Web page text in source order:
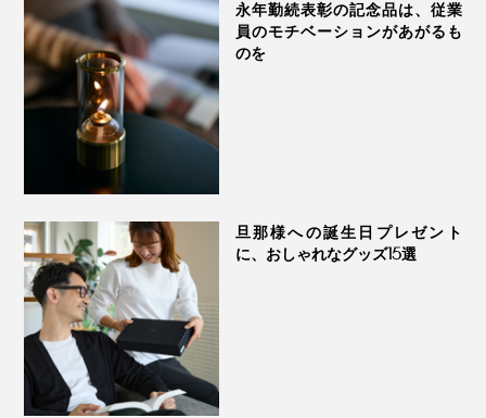
永年勤続表彰の記念品は、従業
員のモチベーションがあがるも
のを
旦那様への誕生日プレゼント
に、おしゃれなグッズ15選